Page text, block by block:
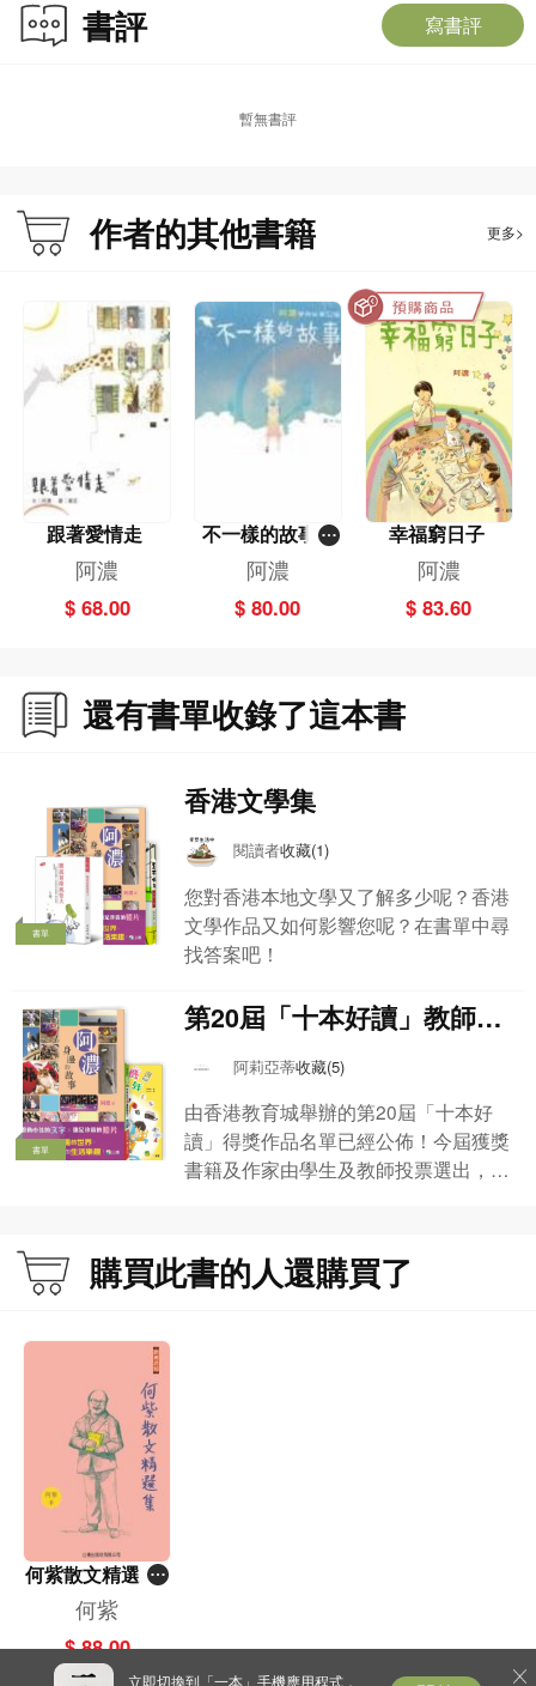
書評 寫書評
暫無書評
作者的其他書籍 更多>
跟著愛情走
阿濃
$ 68.00
不一樣的故事─
─阿濃愛的故事3
2篇
阿濃
$ 80.00
幸福窮日子
阿濃
$ 83.60
還有書單收錄了這本書
書單
香港文學集
閱讀者收藏(1)
您對香港本地文學又了解多少呢？香港
文學作品又如何影響您呢？在書單中尋
找答案吧！
書單
第20屆「十本好讀」教師推
薦好讀（小學組）
阿莉亞蒂收藏(5)
由香港教育城舉辦的第20屆「十本好
讀」得獎作品名單已經公佈！今屆獲獎
書籍及作家由學生及教師投票選出，想
購買此書的人還購買了
何紫散文精選集-
經典書房
何紫
$ 88.00
立即切換到「一本」手機應用程式，